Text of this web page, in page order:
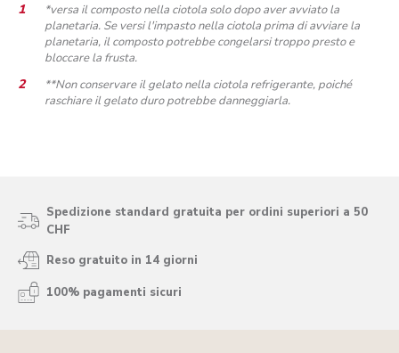
*versa il composto nella ciotola solo dopo aver avviato la
planetaria. Se versi l'impasto nella ciotola prima di avviare la
planetaria, il composto potrebbe congelarsi troppo presto e
bloccare la frusta.
**Non conservare il gelato nella ciotola refrigerante, poiché
raschiare il gelato duro potrebbe danneggiarla.
Spedizione standard gratuita per ordini superiori a 50
CHF
Reso gratuito in 14 giorni
100% pagamenti sicuri